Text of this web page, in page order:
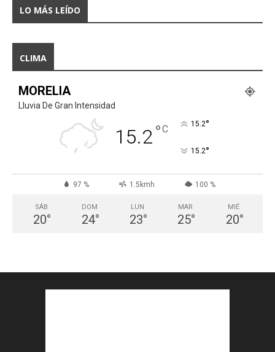
LO MÁS LEÍDO
CLIMA
MORELIA
Lluvia De Gran Intensidad
15.2°C 15.2°
15.2°
97 % 1.5kmh 100 %
SÁB
20°
DOM
24°
LUN
23°
MAR
25°
MIÉ
20°